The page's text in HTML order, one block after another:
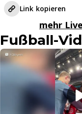
Link kopieren
mehr
Fußball-